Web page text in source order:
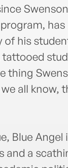
has
of his
tattooed
thing
all know,
Blue
and a